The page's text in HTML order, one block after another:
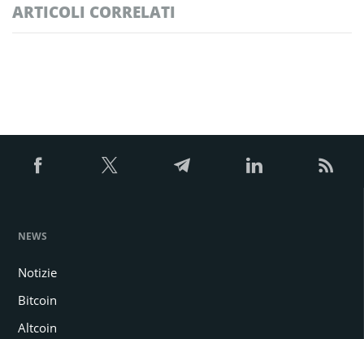
ARTICOLI CORRELATI
NEWS
Notizie
Bitcoin
Altcoin